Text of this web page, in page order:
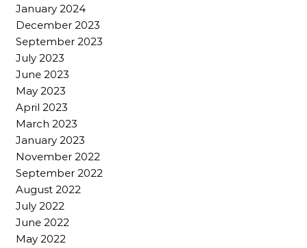
January 2024
December 2023
September 2023
July 2023
June 2023
May 2023
April 2023
March 2023
January 2023
November 2022
September 2022
August 2022
July 2022
June 2022
May 2022